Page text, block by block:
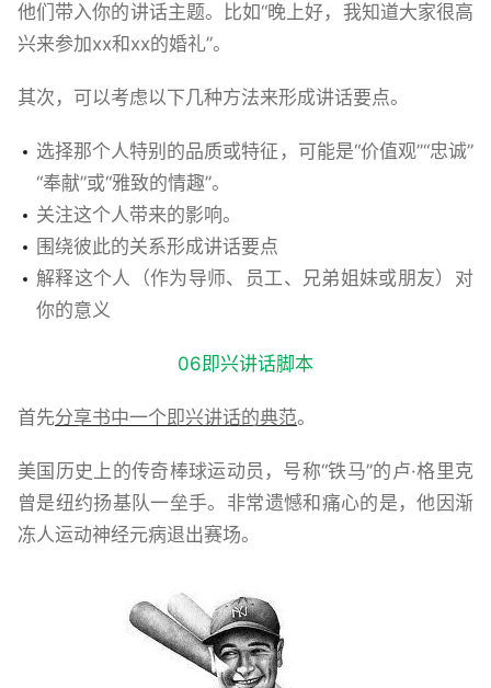
他们带入你的讲话主题。比如“晚上好，我知道大家很高
兴来参加xx和xx的婚礼”。
其次，可以考虑以下几种方法来形成讲话要点。
选择那个人特别的品质或特征，可能是“价值观”“忠诚”
“奉献”或“雅致的情趣”。
关注这个人带来的影响。
围绕彼此的关系形成讲话要点
解释这个人（作为导师、员工、兄弟姐妹或朋友）对
你的意义
06即兴讲话脚本
首先分享书中一个即兴讲话的典范。
美国历史上的传奇棒球运动员，号称“铁马”的卢·格里克
曾是纽约扬基队一垒手。非常遗憾和痛心的是，他因渐
冻人运动神经元病退出赛场。